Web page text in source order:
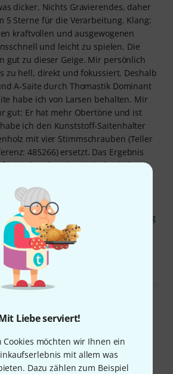
Liebe serviert!
Cookies möchten wir Ihnen ein
mit allem was
Dazu zählen zum Beispiel
dicker. Nichts Gravierendes, daher
5 Sterne für die Verarbeitung. Klang:
kraftvollen und ausgewogenen
und leicht zu spielen. Die
gut zu dieser Geige. Mir persönlich
zu hell, direkt und fokussiert. Deshalb
A-Saite durch Thomastik Dominant
habe ich von Larsen behalten. Mir
gut: Er hat mehr Obertöne und ist
ich den Kunststoff-Saitenhalter
mit vier Stimmschrauben (Teller
485266) ersetzt. Das Ergebnis
der Klang hat sich deutlich
Ich halte es für eine sehr
ist sehr erschwinglich. Es macht
zu spielen. Sie ist wunderschön, in
als auf dem Foto. Und der Klang
BEWERTUNG MELDEN
14.12.2024